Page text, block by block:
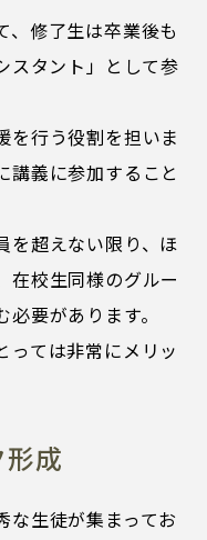
、修了生は卒業後も
スタント」として参
を行う役割を担いま
講義に参加すること
を超えない限り、ほ
在校生同様のグルー
要があります。
っては非常にメリッ
成
な生徒が集まってお